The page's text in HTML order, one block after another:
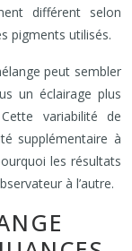
différent selon
pigments utilisés.
peut sembler
un éclairage plus
variabilité de
supplémentaire à
les résultats
à l’autre.